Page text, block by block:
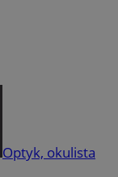
Optyk, okulista